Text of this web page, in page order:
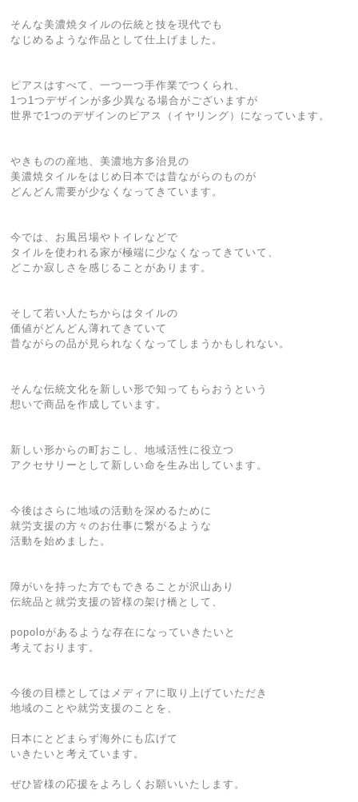
そんな美濃焼タイルの伝統と技を現代でも
なじめるような作品として仕上げました。
ピアスはすべて、一つ一つ手作業でつくられ、
1つ1つデザインが多少異なる場合がございますが
世界で1つのデザインのピアス（イヤリング）になっています。
やきものの産地、美濃地方多治見の
美濃焼タイルをはじめ日本では昔ながらのものが
どんどん需要が少なくなってきています。
今では、お風呂場やトイレなどで
タイルを使われる家が極端に少なくなってきていて、
どこか寂しさを感じることがあります。
そして若い人たちからはタイルの
価値がどんどん薄れてきていて
昔ながらの品が見られなくなってしまうかもしれない。
そんな伝統文化を新しい形で知ってもらおうという
想いで商品を作成しています。
新しい形からの町おこし、地域活性に役立つ
アクセサリーとして新しい命を生み出しています。
今後はさらに地域の活動を深めるために
就労支援の方々のお仕事に繋がるような
活動を始めました。
障がいを持った方でもできることが沢山あり
伝統品と就労支援の皆様の架け橋として、
popoloがあるような存在になっていきたいと
考えております。
今後の目標としてはメディアに取り上げていただき
地域のことや就労支援のことを、
日本にとどまらず海外にも広げて
いきたいと考えています。
ぜひ皆様の応援をよろしくお願いいたします。